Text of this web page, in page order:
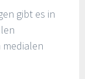
gibt es in